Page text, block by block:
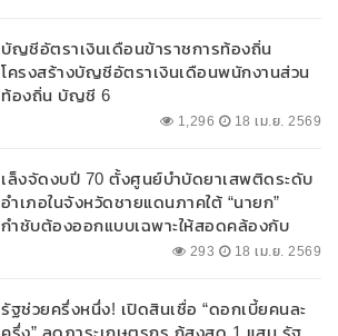
บัญชีอัตราเงินเดือนข้าราชการท้องถิ่น
โครงสร้างบัญชีอัตราเงินเดือนพนักงานส่วน
ท้องถิ่น บัญชี 6
1,296 18 เม.ย. 2569
เล็งจัดงบปี 70 ตั้งศูนย์บำบัดยาเสพติดระดับ
อำเภอในจังหวัดชายแดนภาคใต้ “นายก”
กำชับต้องออกแบบเฉพาะให้สอดคล้องกับ
293 18 เม.ย. 2569
รัฐช่วยครึ่งหนึ่ง! เปิดสินเชื่อ “ดอกเบี้ยคนละ